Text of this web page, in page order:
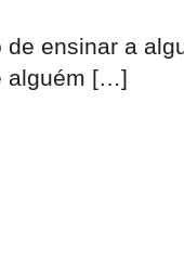
ensinar a
alguém […]